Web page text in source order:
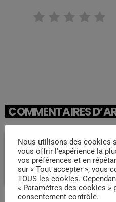
COMMENTAIRES
Laisser une réponse
Vous devez être connecté pour
Connectez-vous maintenant
Nous utilisons des cookies
vous offrir l'expérience la
vos préférences et en
sur « Tout accepter », vous
TOUS les cookies.
« Paramètres des cookies »
consentement contrôlé.